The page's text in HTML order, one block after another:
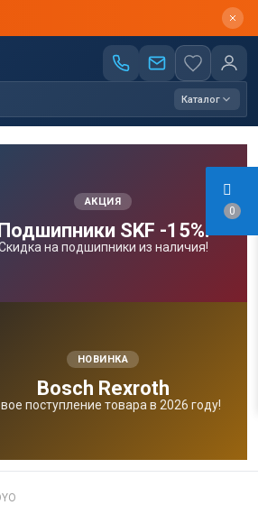
0
Каталог
АКЦИЯ
SKF -15%!
на подшипники из наличия!
НОВИНКА
Bosсh Rexroth
поступление товара в 2026 году!